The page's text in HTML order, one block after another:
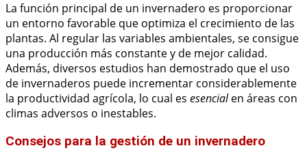
La función principal de un invernadero es proporcionar
un entorno favorable que optimiza el crecimiento de las
plantas. Al regular las variables ambientales, se consigue
una producción más constante y de mejor calidad.
Además, diversos estudios han demostrado que el uso
de invernaderos puede incrementar considerablemente
la productividad agrícola, lo cual es esencialen áreas con
climas adversos o inestables.
Consejos para la gestión de un invernadero